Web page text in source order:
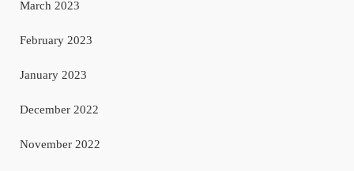
March 2023
February 2023
January 2023
December 2022
November 2022